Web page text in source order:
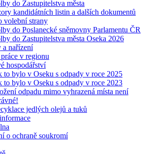
do Zastupitelstva města
kandidátních listin a dalších dokumentů
volební strany
do Poslanecké sněmovny Parlamentu ČR
do Zastupitelstva města Oseka 2026
a nařízení
v regionu
hospodářství
to bylo v Oseku s odpady v roce 2025
to bylo v Oseku s odpady v roce 2023
odpadu mimo vyhrazená místa není
jedlých olejů a tuků
o ochraně soukromí